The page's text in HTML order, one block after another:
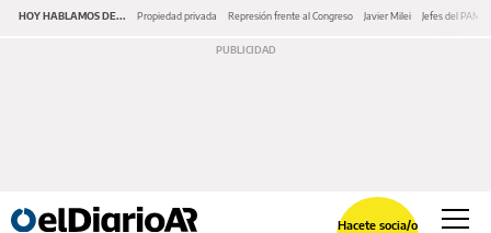
HOY HABLAMOS DE... Propiedad privada Represión frente al Congreso Javier Milei Jefes del PAMI
Hacete socia/o